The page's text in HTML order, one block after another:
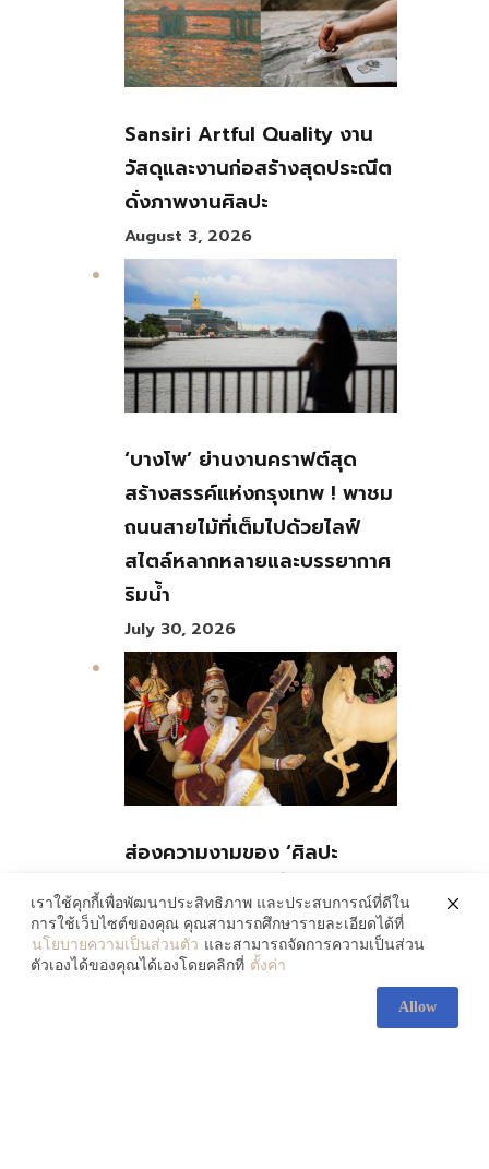
Sansiri Artful Quality งาน
วัสดุและงานก่อสร้างสุดประณีต
ดั่งภาพงานศิลปะ
August 3, 2026
‘บางโพ’ ย่านงานคราฟต์สุด
สร้างสรรค์แห่งกรุงเทพ ! พาชม
ถนนสายไม้ที่เต็มไปด้วยไลฟ์
สไตล์หลากหลายและบรรยากาศ
ริมน้ำ
July 30, 2026
ส่องความงามของ ‘ศิลปะ
วัฒนธรรม 2 ซีกโลกเข้าด้วยกัน
July 30, 2026
เราใช้คุกกี้เพื่อพัฒนาประสิทธิภาพ และประสบการณ์ที่ดีใน
การใช้เว็บไซต์ของคุณ คุณสามารถศึกษารายละเอียดได้ที่
นโยบายความเป็นส่วนตัว และสามารถจัดการความเป็นส่วน
ตัวเองได้ของคุณได้เองโดยคลิกที่ ตั้งค่า
Allow